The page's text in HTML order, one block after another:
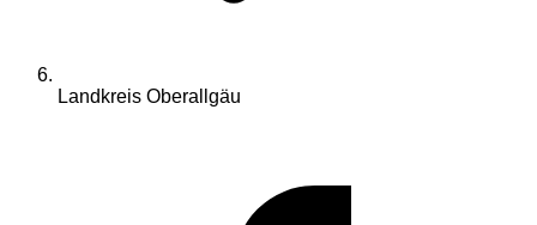
Landkreis Oberallgäu